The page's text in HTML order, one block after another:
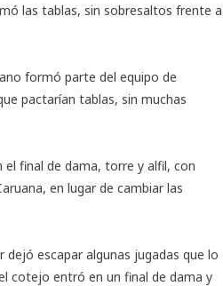
las tablas, sin sobresaltos frente a
formó parte del equipo de
pactarían tablas, sin muchas
el final de dama, torre y alfil, con
en lugar de cambiar las
escapar algunas jugadas que lo
cotejo entró en un final de dama y